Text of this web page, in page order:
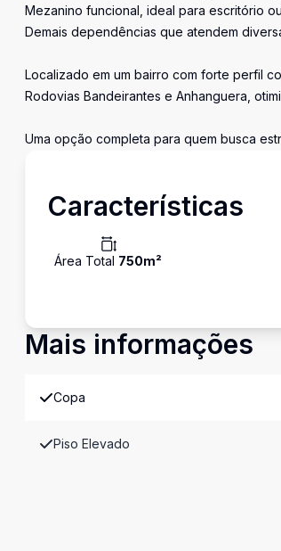
Mezanino funcional, ideal para escritório
Demais dependências que atendem
Localizado em um bairro com forte perfil
Rodovias Bandeirantes e Anhanguera,
Uma opção completa para quem busca
Características
Área Total 750m²
Mais informações
Copa
Piso Elevado